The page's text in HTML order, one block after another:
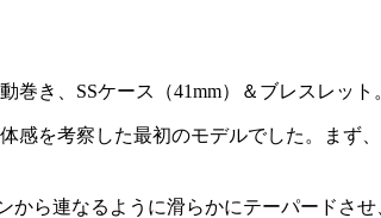
感を考察した最初のモデルでした。まず
から連なるように滑らかにテーパードさ